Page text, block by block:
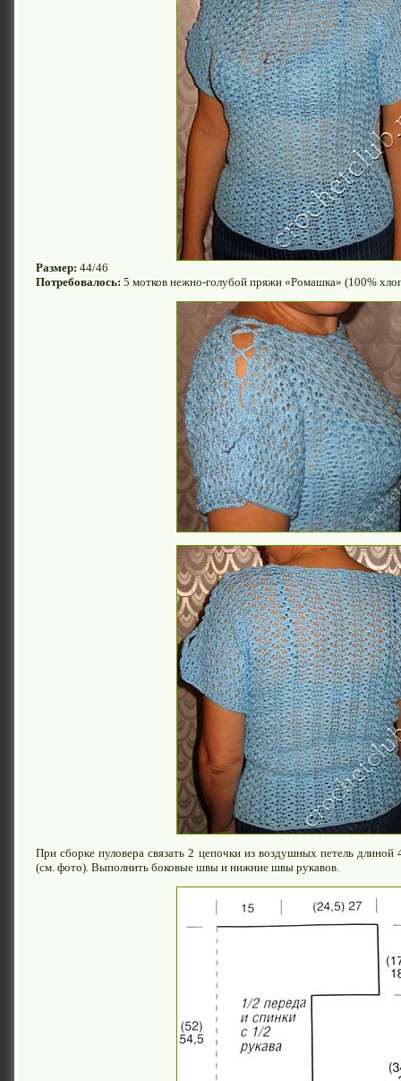
Размер: 44/46
Потребовалось: 5 мотков нежно-голубой пряжи «Ромашка» (100%
При сборке пуловера связать 2 цепочки из воздушных петель
(см. фото). Выполнить боковые швы и нижние швы рукавов.